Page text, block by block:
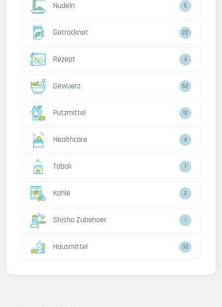
Nudeln 5
Getrocknet 22
Rezept 4
Gewuerz 52
Putzmittel 12
Healthcare 4
Tabak 1
Kohle 2
Shisha Zubehoer 1
Hausmittel 32